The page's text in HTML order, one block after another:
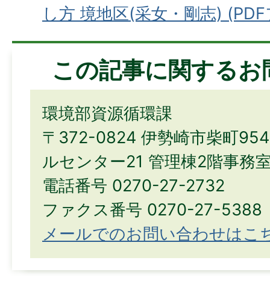
し方 境地区(采女・剛志)
この記事に関する
環境部資源循環課
〒372-0824 伊勢崎市柴町
ルセンター21 管理棟2階事務
電話番号 0270-27-2732
ファクス番号 0270-27-5388
メールでのお問い合わせはこ